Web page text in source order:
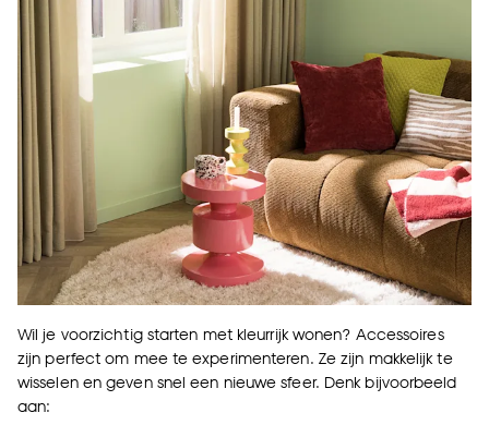
Wil je voorzichtig starten met kleurrijk wonen? Accessoires
zijn perfect om mee te experimenteren. Ze zijn makkelijk te
wisselen en geven snel een nieuwe sfeer. Denk bijvoorbeeld
aan: